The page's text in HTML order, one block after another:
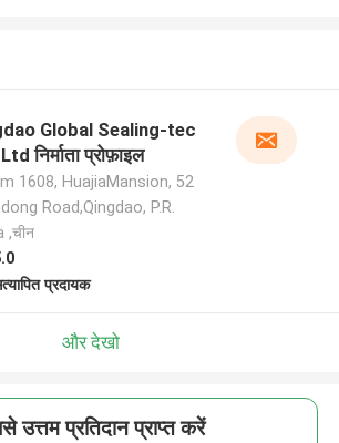
Global Sealing-tec
निर्माता प्रोफ़ाइल
1608, HuajiaMansion, 52
Road,Qingdao, P.R.
,चीन
प्रदायक
और देखो
उत्तम प्रतिदान प्राप्त करें